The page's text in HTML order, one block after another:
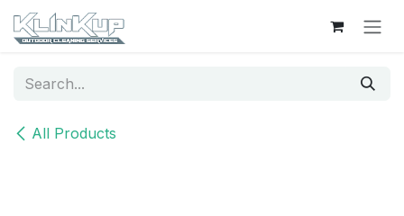
Skip to Content
All Products